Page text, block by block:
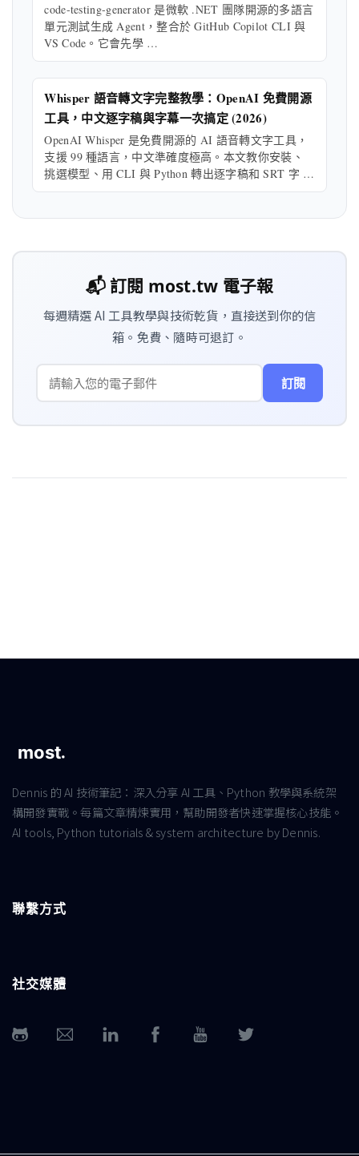
code-testing-generator 是微軟 .NET 團隊開源的多語言
單元測試生成 Agent，整合於 GitHub Copilot CLI 與
VS Code。它會先學 …
Whisper 語音轉文字完整教學：OpenAI 免費開源
工具，中文逐字稿與字幕一次搞定 (2026)
OpenAI Whisper 是免費開源的 AI 語音轉文字工具，
支援 99 種語言，中文準確度極高。本文教你安裝、
挑選模型、用 CLI 與 Python 轉出逐字稿和 SRT 字 …
📬 訂閱 most.tw 電子報
每週精選 AI 工具教學與技術乾貨，直接送到你的信
箱。免費、隨時可退訂。
訂閱
Dennis 的 AI 技術筆記：深入分享 AI 工具、Python 教學與系統架
構開發實戰。每篇文章精煉實用，幫助開發者快速掌握核心技能。
AI tools, Python tutorials & system architecture by Dennis.
聯繫方式
社交媒體